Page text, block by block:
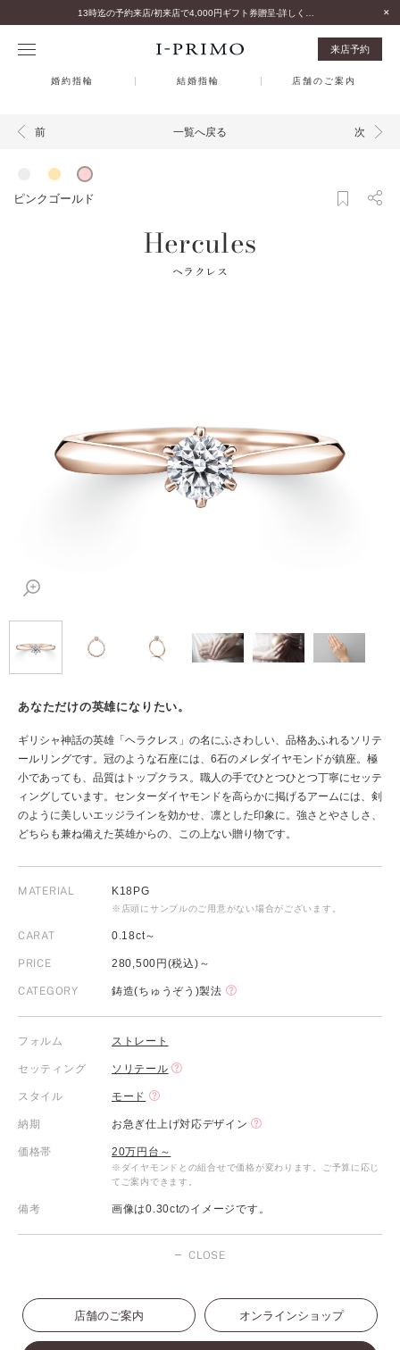
来店予約
婚約指輪 結婚指輪 店舗のご案内
前 一覧へ戻る 次
ピンクゴールド
Hercules
ヘラクレス
あなただけの英雄になりたい。
ギリシャ神話の英雄「ヘラクレス」の名にふさわしい、品格あふれるソリテ
ールリングです。冠のような石座には、6石のメレダイヤモンドが鎮座。極
小であっても、品質はトップクラス。職人の手でひとつひとつ丁寧にセッテ
ィングしています。センターダイヤモンドを高らかに掲げるアームには、剣
のように美しいエッジラインを効かせ、凛とした印象に。強さとやさしさ、
どちらも兼ね備えた英雄からの、この上ない贈り物です。
MATERIAL K18PG
※店頭にサンプルのご用意がない場合がございます。
CARAT 0.18ct～
PRICE 280,500円(税込)～
CATEGORY 鋳造(ちゅうぞう)製法
フォルム ストレート
セッティング ソリテール
スタイル モード
納期 お急ぎ仕上げ対応デザイン
価格帯 20万円台～
※ダイヤモンドとの組合せで価格が変わります。ご予算に応じ
てご案内できます。
備考 画像は0.30ctのイメージです。
CLOSE
店舗のご案内 オンラインショップ